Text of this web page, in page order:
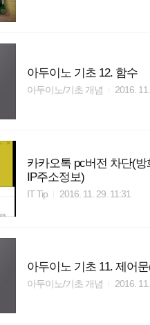
아두이노 기초 12. 함수
아두이노/기초 개념 2016.
카카오톡 pc버전 차단(방
IP주소정보)
IT Tip 2016. 11. 29. 11:31
아두이노 기초 11. 제어
아두이노/기초 개념 2016.